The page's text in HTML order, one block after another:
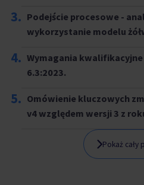
3. Podejście procesowe -
wykorzystanie modelu
4. Wymagania kwalifikacyjne
6.3:2023.
5. Omówienie kluczowych
v4 względem wersji 3 z
Pokaż cały